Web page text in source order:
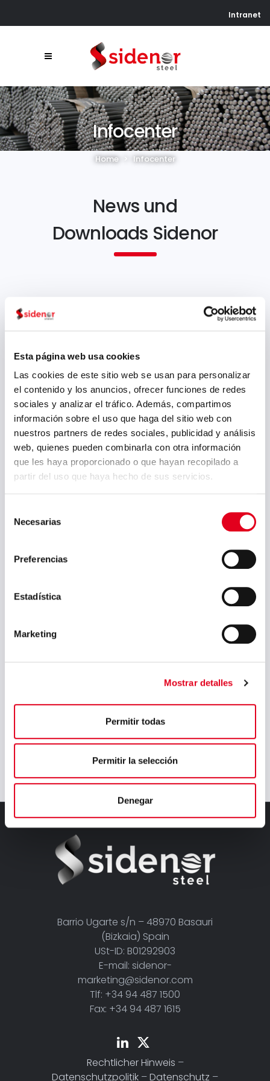
Esta página web usa cookies
Las cookies de este sitio web se usan para personalizar
el contenido y los anuncios, ofrecer funciones de redes
sociales y analizar el tráfico. Además, compartimos
información sobre el uso que haga del sitio web con
nuestros partners de redes sociales, publicidad y análisis
web, quienes pueden combinarla con otra información
que les haya proporcionado o que hayan recopilado a
partir del uso que haya hecho de sus servicios.
Necesarias
Preferencias
Estadística
Marketing
Mostrar detalles
Permitir todas
Permitir la selección
Denegar
Intranet
Infocenter
Home Infocenter
News und
Downloads Sidenor
Weiter
Barrio Ugarte s/n – 48970 Basauri
(Bizkaia) Spain
USt-ID: B01292903
E-mail: sidenor-
marketing@sidenor.com
Tlf: +34 94 487 1500
Fax: +34 94 487 1615
Rechtlicher Hinweis –
Datenschutzpolitik –Datenschutz –